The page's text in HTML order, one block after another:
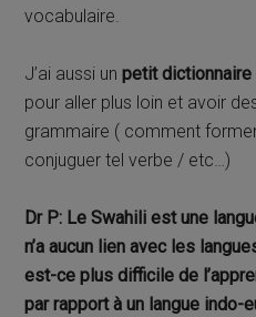
vocabulaire.
J’ai aussi unpetit
pour aller plus loin et avoir
grammaire ( comment
conjuguer tel verbe / etc…)
Dr P: Le Swahili est une
n’a aucun lien avec les
est-ce plus difficile de
par rapport à un langue indo-